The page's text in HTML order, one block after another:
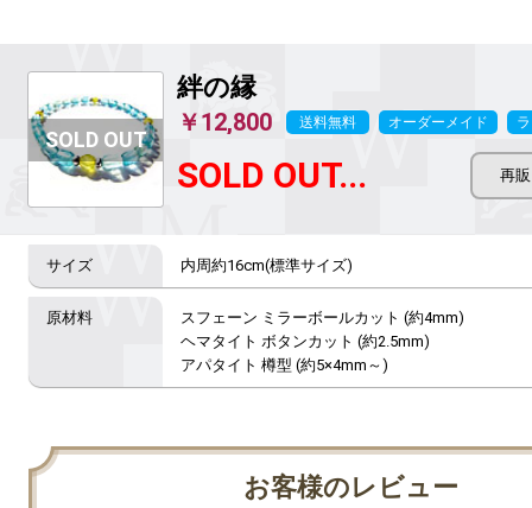
絆の縁
￥12,800 送料無料 オーダーメイド
SOLD OUT...
内周約16cm(標準サイズ)
スフェーン ミラーボールカット (約4mm)
ヘマタイト ボタンカット (約2.5mm)
アパタイト 樽型 (約5×4mm～)
お客様のレビュー